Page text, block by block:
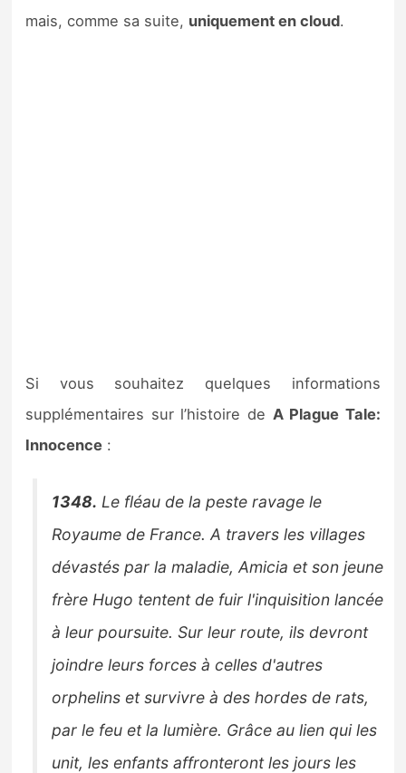
mais, comme sa suite, uniquement en cloud.
Si vous souhaitez quelques informations
supplémentaires sur l’histoire de A Plague Tale:
Innocence :
1348. Le fléau de la peste ravage le
Royaume de France. A travers les villages
dévastés par la maladie, Amicia et son jeune
frère Hugo tentent de fuir l'inquisition lancée
à leur poursuite. Sur leur route, ils devront
joindre leurs forces à celles d'autres
orphelins et survivre à des hordes de rats,
par le feu et la lumière. Grâce au lien qui les
unit, les enfants affronteront les jours les